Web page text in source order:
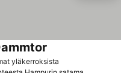
yläkerroksista